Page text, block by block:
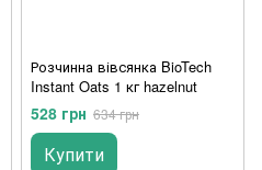
Розчинна вівсянка BioTech
Instant Oats 1 кг hazelnut
528 грн 634 грн
Купити